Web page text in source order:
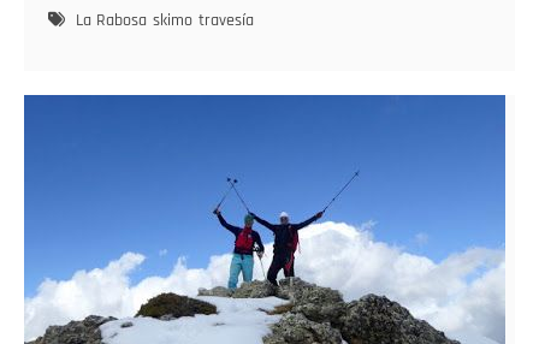
en
La Rabosa skimo travesía